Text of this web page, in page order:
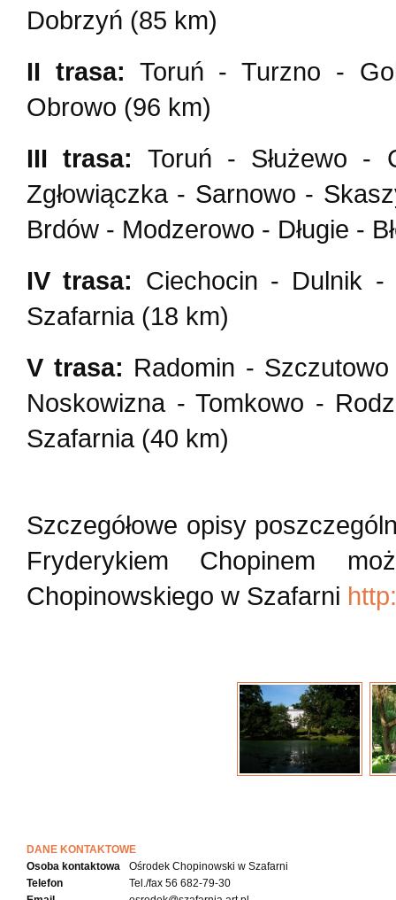
Dobrzyń (85 km)
II trasa: Toruń - Turzno -
Obrowo (96 km)
III trasa: Toruń - Służewo -
Zgłowiączka - Sarnowo -
Brdów - Modzerowo - Długie -
IV trasa: Ciechocin - Dulnik -
Szafarnia (18 km)
V trasa: Radomin -
Noskowizna - Tomkowo -
Szafarnia (40 km)
Szczegółowe opisy
Fryderykiem Chopinem
Chopinowskiego w Szafarni
DANE KONTAKTOWE
Osoba kontaktowa
Ośrodek Chopinowski w Szafarni
Telefon
Tel./fax 56 682-79-30